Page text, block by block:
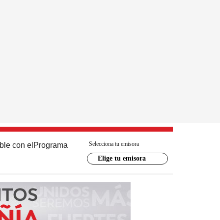
con el Programa Selecciona tu emisora
Elige tu emisora